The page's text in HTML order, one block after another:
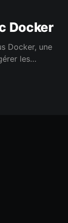
Docker
Docker, une
les